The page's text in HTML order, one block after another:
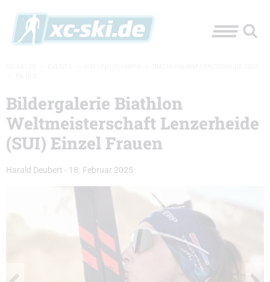
Bildergalerie Biathlon
Weltmeisterschaft Lenzerheide
(SUI) Einzel Frauen
Harald Deubert - 18. Februar 2025